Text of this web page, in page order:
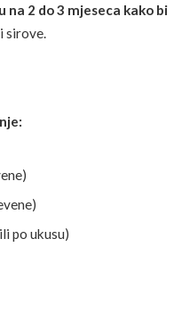
na 2 do 3 mjeseca kako bi
sirove.
po ukusu)